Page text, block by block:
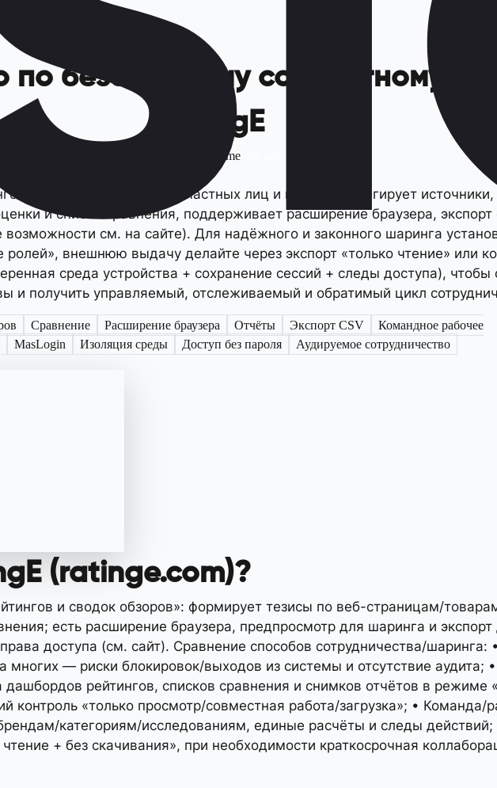
по безопасному совместному
RatingE
RatingE Pro, RatingE Team, RatingE Lifetime
и сводок обзоров» для частных лиц и команд: агрегирует источники,
и списки сравнения, поддерживает расширение браузера, экспорт
см. на сайте). Для надёжного и законного шаринга
ролей», внешнюю выдачу делайте через экспорт «только чтение» или
среда устройства + сохранение сессий + следы доступа), чтобы
и получить управляемый, отслеживаемый и обратимый цикл
Сравнение Расширение браузера Отчёты Экспорт CSV
Командное рабочее
MasLogin Изоляция среды Доступ без пароля Аудируемое сотрудничество
(ratinge.com)?
и сводок обзоров»: формирует тезисы по веб-страницам/
есть расширение браузера, предпросмотр для шаринга и
доступа (см. сайт). Сравнение способов сотрудничества/шаринга:
многих — риски блокировок/выходов из системы и отсутствие аудита;
рейтингов, списков сравнения и снимков отчётов в режиме
контроль «только просмотр/совместная работа/загрузка»; • Команда/
категориям/исследованиям, единые расчёты и следы
+ без скачивания», при необходимости краткосрочная